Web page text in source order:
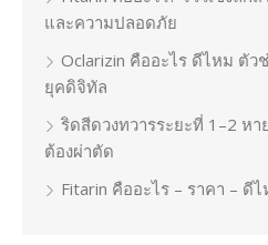
และความปลอดภัย
Oclarizin คืออะไร ดีไหม ตั
ยุคดิจิทัล
ริดสีดวงทวารระยะที่ 1–2 หา
ต้องผ่าตัด
Fitarin คืออะไร – ราคา – ดี